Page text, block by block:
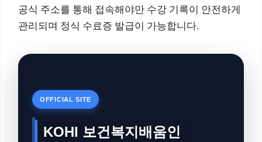
공식 주소를 통해 접속해야만 수강 기록이 안전하게
관리되며 정식 수료증 발급이 가능합니다.
OFFICIAL SITE
KOHI 보건복지배움인